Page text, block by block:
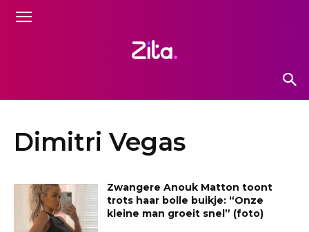
Dimitri Vegas
Zwangere Anouk Matton toont
trots haar bolle buikje: “Onze
kleine man groeit snel” (foto)